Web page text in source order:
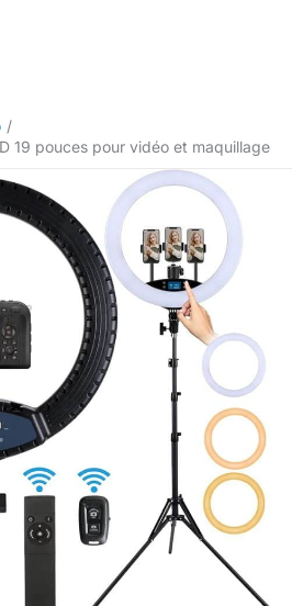
19 pouces pour vidéo et maquillage